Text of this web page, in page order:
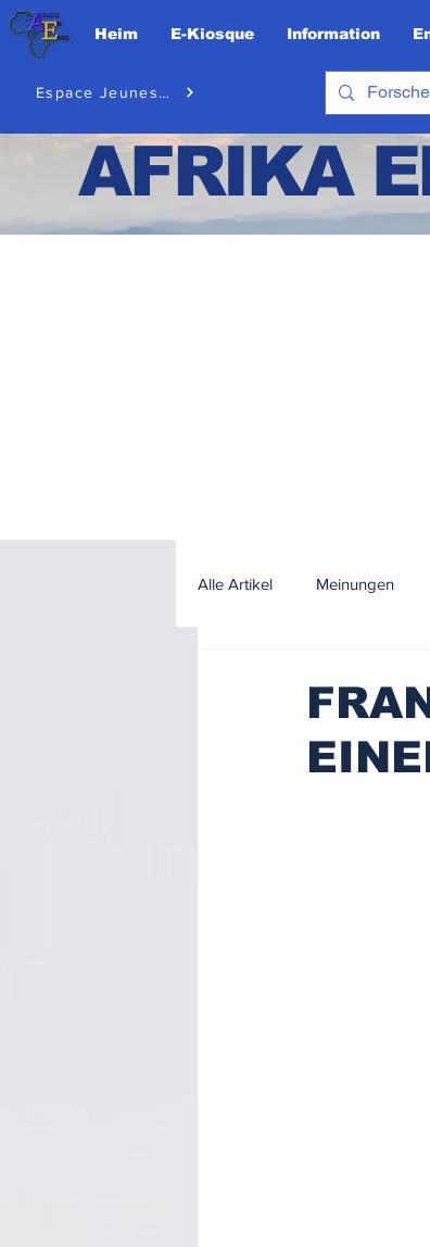
Heim E-Kiosque Information
Espace Jeunesse
AFRIKA
Alle Artikel Meinungen